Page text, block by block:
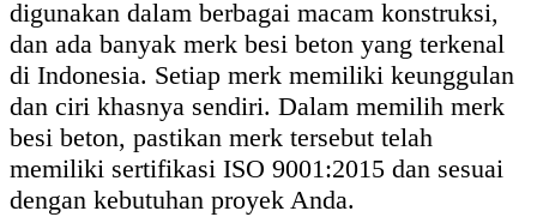
digunakan dalam berbagai macam konstruksi,
dan ada banyak merk besi beton yang terkenal
di Indonesia. Setiap merk memiliki keunggulan
dan ciri khasnya sendiri. Dalam memilih merk
besi beton, pastikan merk tersebut telah
memiliki sertifikasi ISO 9001:2015 dan sesuai
dengan kebutuhan proyek Anda.